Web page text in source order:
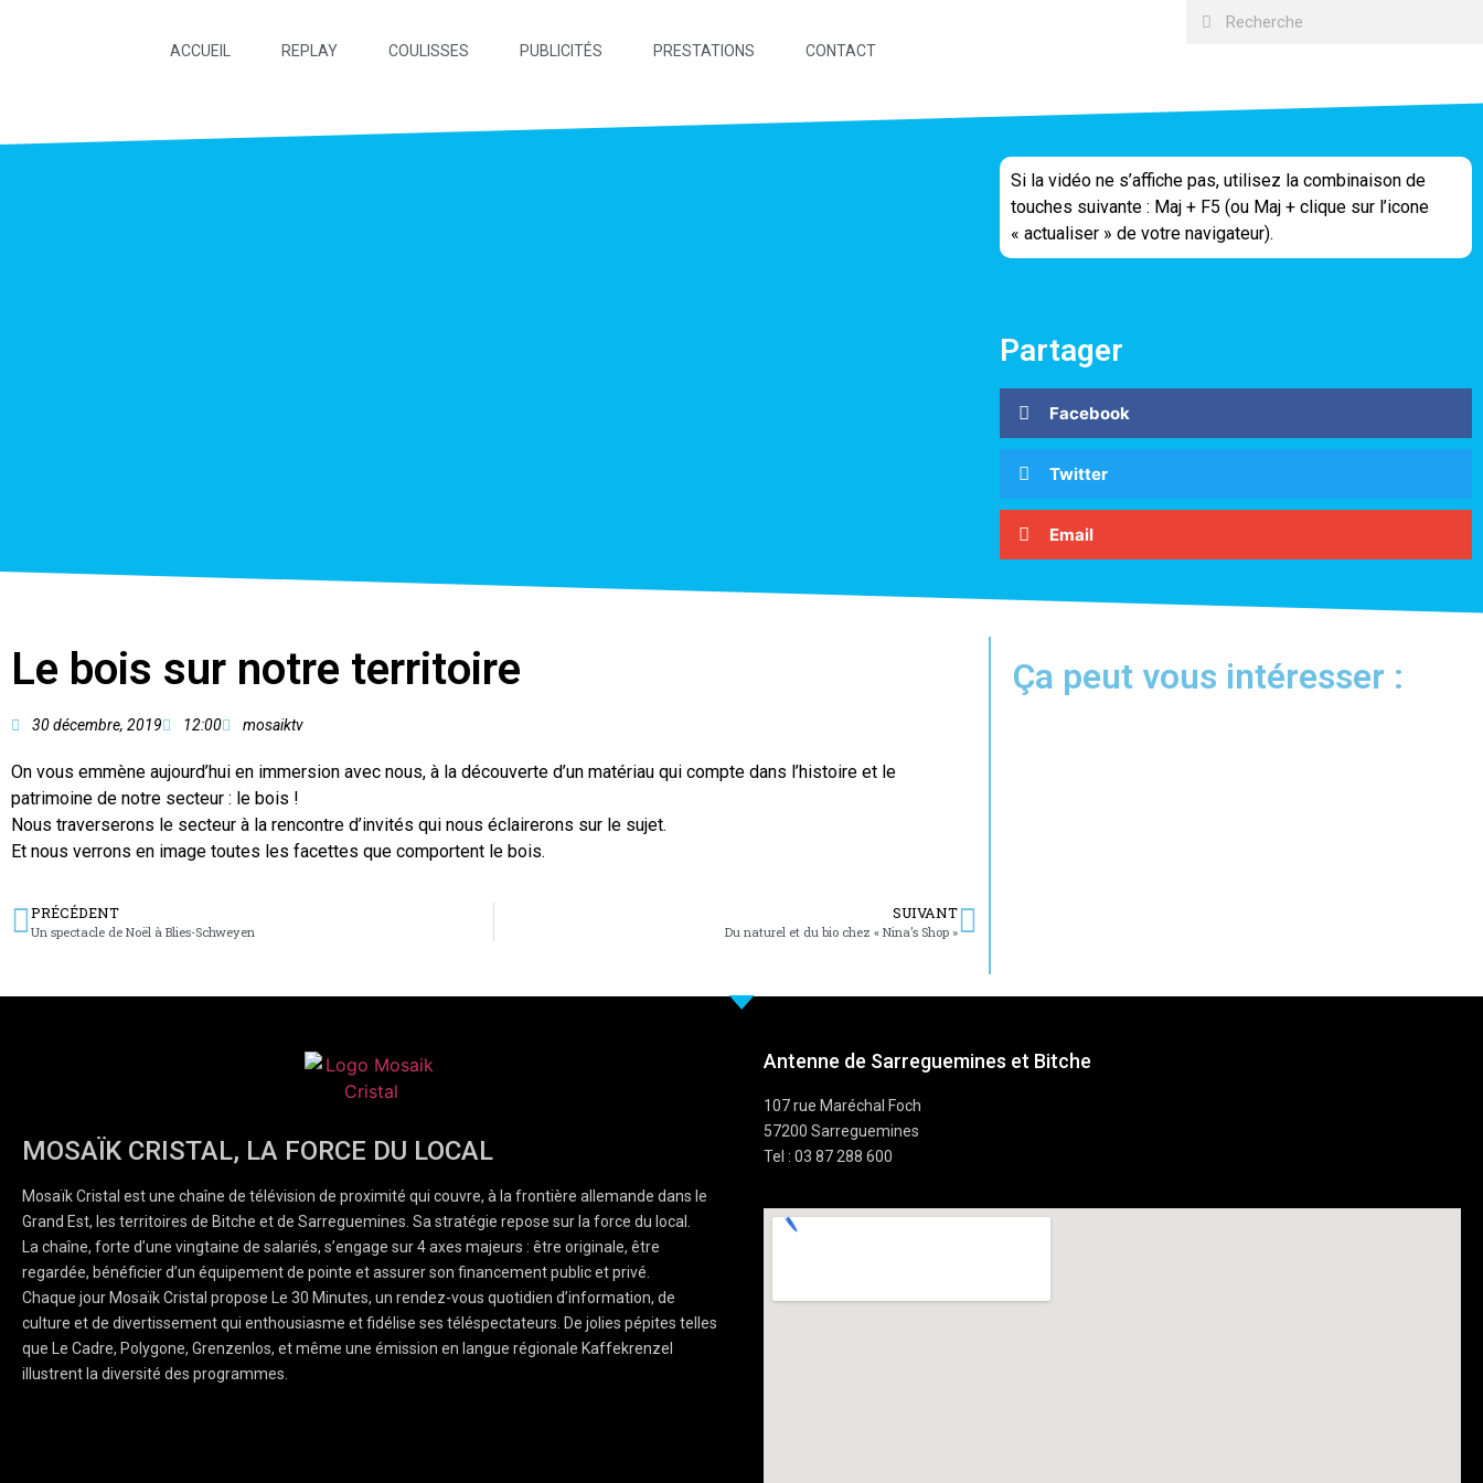
ACCUEIL REPLAY COULISSES PUBLICITÉS PRESTATIONS CONTACT
Si la vidéo ne s’affiche pas, utilisez la combinaison de
touches suivante : Maj + F5 (ou Maj + clique sur l’icone
« actualiser » de votre navigateur).
Partager
Facebook
Twitter
Email
Le bois sur notre territoire
30 décembre, 2019 12:00 mosaiktv
On vous emmène aujourd’hui en immersion avec nous, à la découverte d’un matériau qui compte dans l’histoire et le
patrimoine de notre secteur : le bois !
Nous traverserons le secteur à la rencontre d’invités qui nous éclairerons sur le sujet.
Et nous verrons en image toutes les facettes que comportent le bois.
PRÉCÉDENT
Un spectacle de Noël à Blies-Schweyen
SUIVANT
Du naturel et du bio chez « Nina’s Shop »
Ça peut vous intéresser :
MOSAÏK CRISTAL, LA FORCE DU LOCAL
Mosaïk Cristal est une chaîne de télévision de proximité qui couvre, à la frontière allemande dans le
Grand Est, les territoires de Bitche et de Sarreguemines. Sa stratégie repose sur la force du local.
La chaîne, forte d’une vingtaine de salariés, s’engage sur 4 axes majeurs : être originale, être
regardée, bénéficier d’un équipement de pointe et assurer son financement public et privé.
Chaque jour Mosaïk Cristal propose Le 30 Minutes, un rendez-vous quotidien d’information, de
culture et de divertissement qui enthousiasme et fidélise ses téléspectateurs. De jolies pépites telles
que Le Cadre, Polygone, Grenzenlos, et même une émission en langue régionale Kaffekrenzel
illustrent la diversité des programmes.
Antenne de Sarreguemines et Bitche
107 rue Maréchal Foch
57200 Sarreguemines
Tel : 03 87 288 600